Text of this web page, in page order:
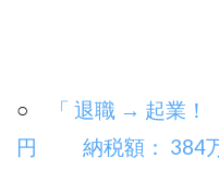
○
「 退職 → 起業
円 納税額： 384